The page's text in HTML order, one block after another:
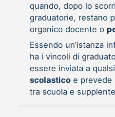
quando, dopo lo
graduatorie, restano
organico docente o
Essendo un’istanza
ha i vincoli di
essere inviata a
scolasticoe prevede
tra scuola e